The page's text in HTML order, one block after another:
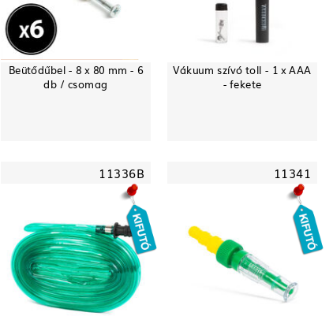
Beütődűbel - 8 x 80 mm - 6
db / csomag
Vákuum szívó toll - 1 x AAA
- fekete
11336B 11341